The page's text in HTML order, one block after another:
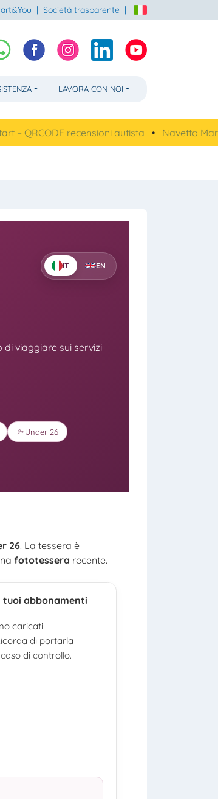
| Società trasparente |
LAVORA CON NOI
recensioni autista • Navetto Mare, linea
IT EN
di viaggiare sui servizi
Under 26
26. La tessera è
fototessera recente.
tuoi abbonamenti
caricati
di portarla
di controllo.